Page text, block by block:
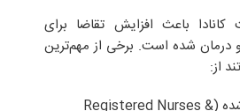
باعث افزایش تقاضا برای
شده است. برخی از مهم‌ترین
از:
پرستاران رجیستر شده (Registered Nurses &